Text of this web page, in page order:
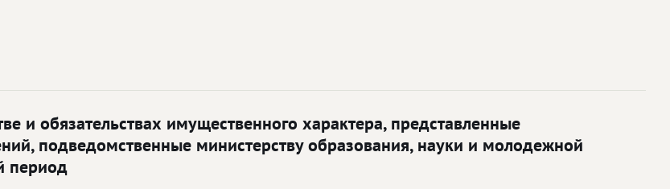
и обязательствах имущественного характера, представленные
подведомственные министерству образования, науки и молодежной
период